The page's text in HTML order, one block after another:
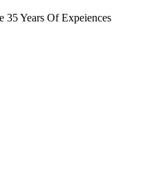
35 Years Of Expeiences